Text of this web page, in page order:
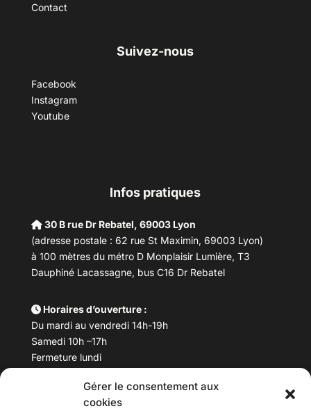
Gérer le consentement aux
cookies
Contact
Suivez-nous
Facebook
Instagram
Youtube
Infos pratiques
30 B rue Dr Rebatel, 69003 Lyon
(adresse postale : 62 rue St Maximin, 69003 Lyon)
à 100 mètres du métro D Monplaisir Lumière, T3
Dauphiné Lacassagne, bus C16 Dr Rebatel
Horaires d’ouverture :
Du mardi au vendredi 14h-19h
Samedi 10h –17h
Fermeture lundi
Téléphone : 04 78 53 06 40
maisondesculturesasiatiques@asiexpo.com